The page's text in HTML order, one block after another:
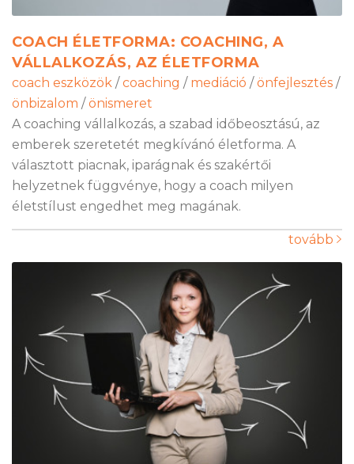
COACH ÉLETFORMA: COACHING, A
VÁLLALKOZÁS, AZ ÉLETFORMA
coach eszközök / coaching / mediáció / önfejlesztés /
önbizalom / önismeret
A coaching vállalkozás, a szabad időbeosztású, az
emberek szeretetét megkívánó életforma. A
választott piacnak, iparágnak és szakértői
helyzetnek függvénye, hogy a coach milyen
életstílust engedhet meg magának.
tovább